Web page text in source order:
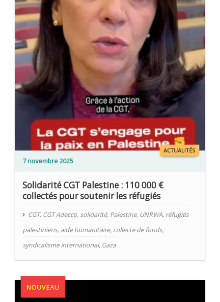
ACTUALITÉS
7 novembre 2025
Solidarité CGT Palestine : 110 000 €
collectés pour soutenir les réfugiés
CGT, CGT Adecco, solidarité, Palestine, UNRWA, réfugiés
palestiniens, aide humanitaire, collecte de fonds,
syndicalisme international, Gaza
NOUVEAU